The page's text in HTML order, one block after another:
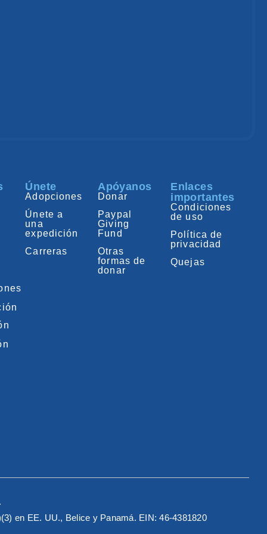
Únete
Adopciones
Únete a
una
expedición
Carreras
Apóyanos
Donar
Paypal
Giving
Fund
Otras
formas de
donar
Enlaces
importantes
Condiciones
de uso
Política de
privacidad
Quejas
en EE. UU., Belice y Panamá. EIN: 46-4381820